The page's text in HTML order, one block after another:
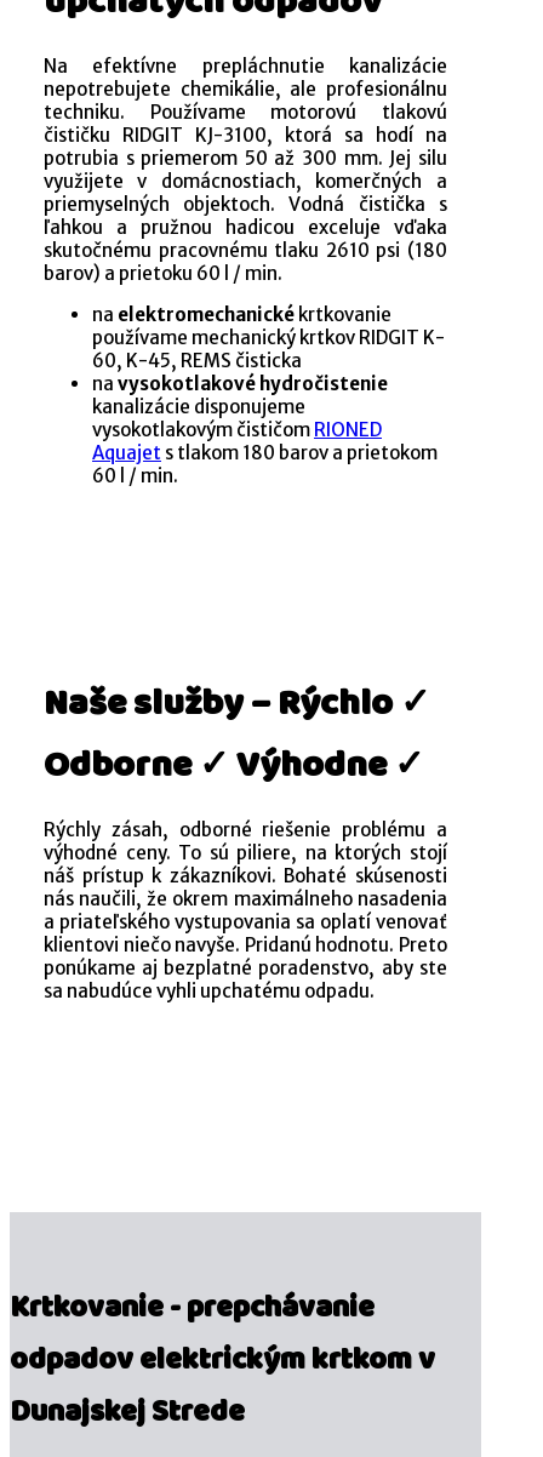
Na efektívne prepláchnutie kanalizácie
nepotrebujete chemikálie, ale profesionálnu
techniku. Používame motorovú tlakovú
čističku RIDGIT KJ-3100, ktorá sa hodí na
potrubia s priemerom 50 až 300 mm. Jej silu
využijete v domácnostiach, komerčných a
priemyselných objektoch. Vodná čistička s
ľahkou a pružnou hadicou exceluje vďaka
skutočnému pracovnému tlaku 2610 psi (180
barov) a prietoku 60 l / min.
na elektromechanické krtkovanie
používame mechanický krtkov RIDGIT K-
60, K-45, REMS čisticka
na vysokotlakové hydročistenie
kanalizácie disponujeme
vysokotlakovým čističom RIONED
Aquajet s tlakom 180 barov a prietokom
60 l / min.
Naše služby – Rýchlo ✓
Odborne ✓ Výhodne ✓
Rýchly zásah, odborné riešenie problému a
výhodné ceny. To sú piliere, na ktorých stojí
náš prístup k zákazníkovi. Bohaté skúsenosti
nás naučili, že okrem maximálneho nasadenia
a priateľského vystupovania sa oplatí venovať
klientovi niečo navyše. Pridanú hodnotu. Preto
ponúkame aj bezplatné poradenstvo, aby ste
sa nabudúce vyhli upchatému odpadu.
Krtkovanie - prepchávanie
odpadov elektrickým krtkom v
Dunajskej Strede